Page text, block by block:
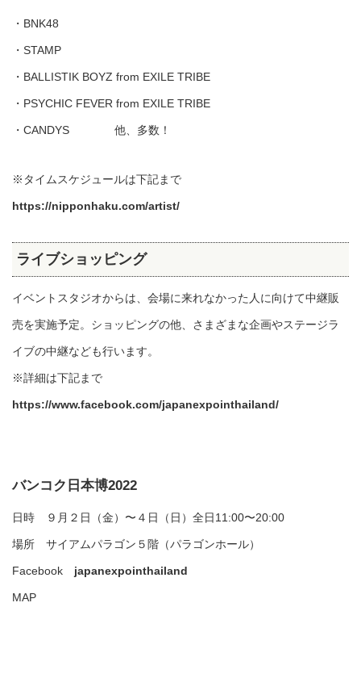
・BNK48
・STAMP
・BALLISTIK BOYZ from EXILE TRIBE
・PSYCHIC FEVER from EXILE TRIBE
・CANDYS 他、多数！
※タイムスケジュールは下記まで
https://nipponhaku.com/artist/
ライブショッピング
イベントスタジオからは、会場に来れなかった人に向けて中継販
売を実施予定。ショッピングの他、さまざまな企画やステージラ
イブの中継なども行います。
※詳細は下記まで
https://www.facebook.com/japanexpointhailand/
バンコク日本博2022
日時 ９月２日（金）〜４日（日）全日11:00〜20:00
場所 サイアムパラゴン５階（パラゴンホール）
Facebook japanexpointhailand
MAP